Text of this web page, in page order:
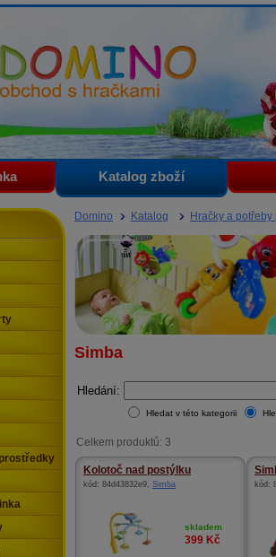
s hračkami
Katalog zboží
Domino Katalog Hračky a
Simba
Hledání:
Hledat v této kategorii
Celkem produktů: 3
Kolotoč nad postýlku
kód: 84d43832e9, Simba
skladem
399 Kč
kód: